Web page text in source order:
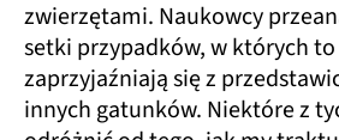
zwierzętami. Naukowcy
setki przypadków, w których to
zaprzyjaźniają się z
innych gatunków. Niektóre z